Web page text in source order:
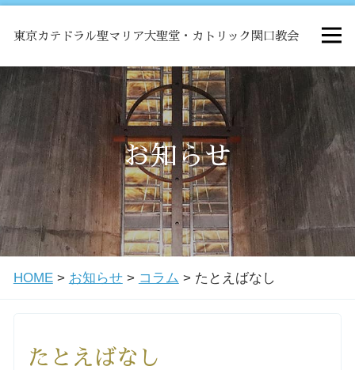
東京カテドラル聖マリア大聖堂・カトリック関口教会
HOME
ミサ
お知らせ
関口教会について
教会学校・中高生会
お知らせ
HOME> お知らせ> コラム > たとえばなし
たとえばなし